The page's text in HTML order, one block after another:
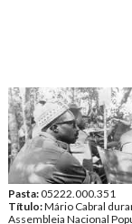
Pasta:05222.000.351
Título:Mário Cabral
Assembleia Nacional